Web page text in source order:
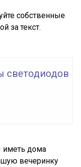
собственные
за текст.
светодиодов
иметь дома
вечеринку